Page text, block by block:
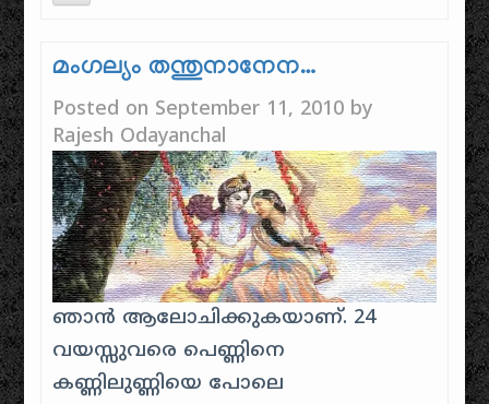
മംഗല്യം തന്തുനാനേന…
Posted on September 11, 2010 by
Rajesh Odayanchal
ഞാന്‍ ആലോചിക്കുകയാണ്‌. 24
വയസ്സുവരെ പെണ്ണിനെ
കണ്ണിലുണ്ണിയെ പോലെ